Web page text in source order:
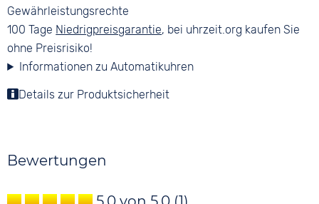
Gewährleistungsrechte
100 Tage Niedrigpreisgarantie, bei uhrzeit.org kaufen Sie
ohne Preisrisiko!
Informationen zu Automatikuhren
Details zur Produktsicherheit
Bewertungen